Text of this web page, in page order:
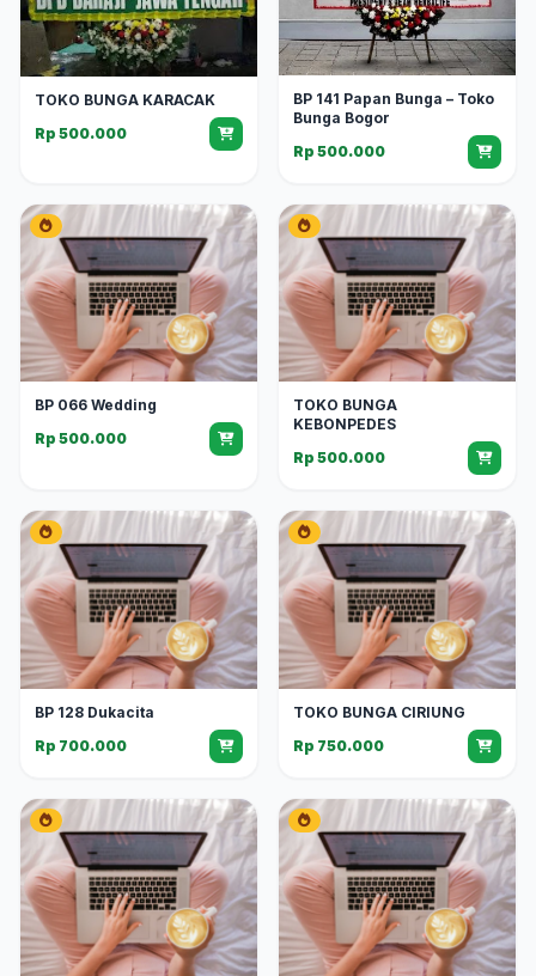
TOKO BUNGA KARACAK
Rp 500.000
BP 141 Papan Bunga – Toko
Bunga Bogor
Rp 500.000
BP 066 Wedding
Rp 500.000
TOKO BUNGA
KEBONPEDES
Rp 500.000
BP 128 Dukacita
Rp 700.000
TOKO BUNGA CIRIUNG
Rp 750.000